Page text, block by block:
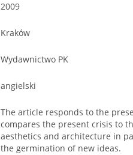
2009
Kraków
Wydawnictwo PK
angielski
The article responds to the
compares the present crisis to
aesthetics and architecture in
the germination of new ideas.